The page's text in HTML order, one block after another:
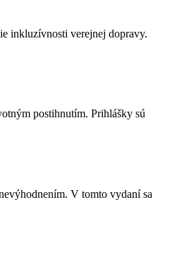
inkluzívnosti verejnej dopravy.
postihnutím. Prihlášky sú
V tomto vydaní sa